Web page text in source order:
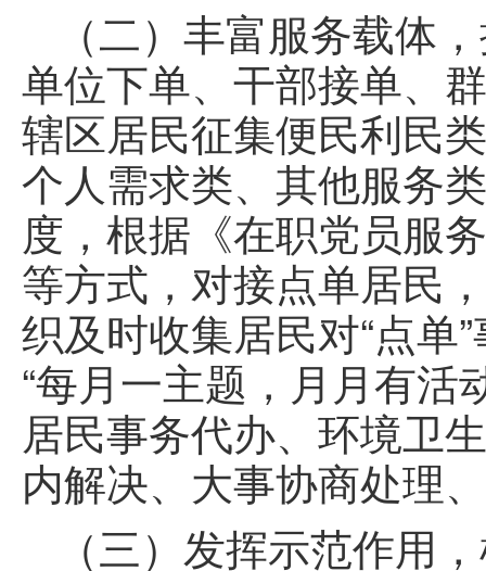
（二）丰富服务载体
单位下单、干部接单、
辖区居民征集便民利民
个人需求类、其他服务
度，根据《在职党员服
等方式，对接点单居民
织及时收集居民对“点单
“每月一主题，月月有活
居民事务代办、环境卫
内解决、大事协商处理
（三）发挥示范作用